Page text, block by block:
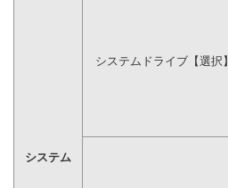
システム
システムドライブ【選択】